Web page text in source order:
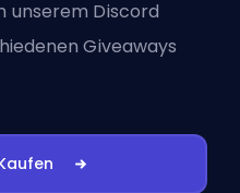
unserem Discord
Giveaways